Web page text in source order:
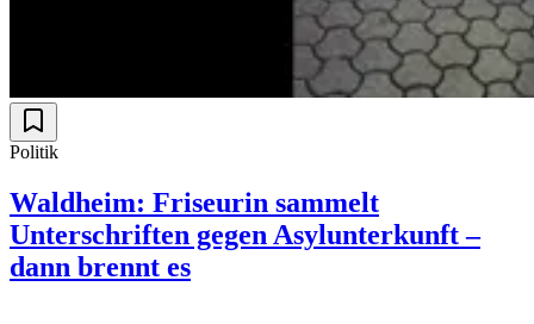
Politik
Waldheim: Friseurin sammelt
Unterschriften gegen Asylunterkunft –
dann brennt es